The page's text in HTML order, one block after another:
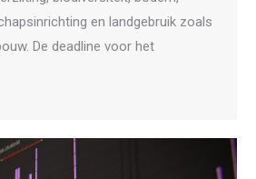
en landgebruik zoals
De deadline voor het